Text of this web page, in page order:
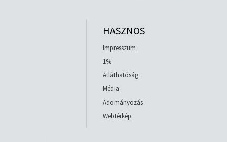
HASZNOS
Impresszum
1%
Átláthatóság
Média
Adományozás
Webtérkép